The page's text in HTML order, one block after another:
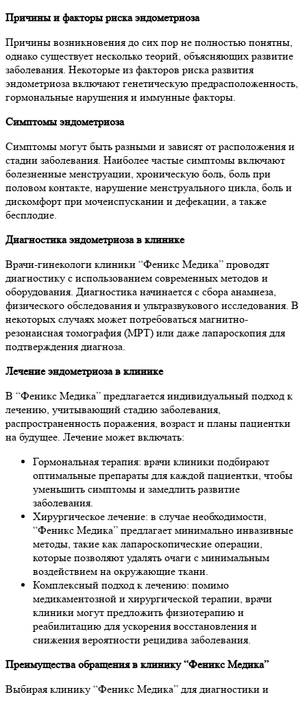
Причины и факторы риска эндометриоза
Причины возникновения до сих пор не полностью понятны,
однако существует несколько теорий, объясняющих развитие
заболевания. Некоторые из факторов риска развития
эндометриоза включают генетическую предрасположенность,
гормональные нарушения и иммунные факторы.
Симптомы эндометриоза
Симптомы могут быть разными и зависят от расположения и
стадии заболевания. Наиболее частые симптомы включают
болезненные менструации, хроническую боль, боль при
половом контакте, нарушение менструального цикла, боль и
дискомфорт при мочеиспускании и дефекации, а также
бесплодие.
Диагностика эндометриоза в клинике
Врачи-гинекологи клиники “Феникс Медика” проводят
диагностику с использованием современных методов и
оборудования. Диагностика начинается с сбора анамнеза,
физического обследования и ультразвукового исследования. В
некоторых случаях может потребоваться магнитно-
резонансная томография (МРТ) или даже лапароскопия для
подтверждения диагноза.
Лечение эндометриоза в клинике
В “Феникс Медика” предлагается индивидуальный подход к
лечению, учитывающий стадию заболевания,
распространенность поражения, возраст и планы пациентки
на будущее. Лечение может включать:
Гормональная терапия: врачи клиники подбирают
оптимальные препараты для каждой пациентки, чтобы
уменьшить симптомы и замедлить развитие
заболевания.
Хирургическое лечение: в случае необходимости,
“Феникс Медика” предлагает минимально инвазивные
методы, такие как лапароскопические операции,
которые позволяют удалять очаги с минимальным
воздействием на окружающие ткани.
Комплексный подход к лечению: помимо
медикаментозной и хирургической терапии, врачи
клиники могут предложить физиотерапию и
реабилитацию для ускорения восстановления и
снижения вероятности рецидива заболевания.
Преимущества обращения в клинику “Феникс Медика”
Выбирая клинику “Феникс Медика” для диагностики и